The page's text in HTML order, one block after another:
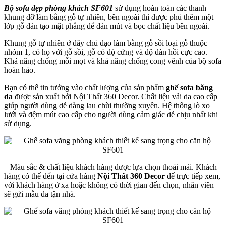
Bộ sofa đẹp phòng khách SF601 sử dụng hoàn toàn các thanh
khung đỡ làm bằng gỗ tự nhiên, bên ngoài thì được phủ thêm một
lớp gỗ dán tạo mặt phẳng để dán mút và bọc chất liệu bên ngoài.
Khung gỗ tự nhiên ở đây chủ đạo làm bằng gỗ sồi loại gỗ thuộc
nhóm 1, có họ với gỗ sồi, gỗ có độ cứng và độ đàn hồi cực cao.
Khả năng chống mỗi mọt và khả năng chống cong vênh của bộ sofa
hoàn hảo.
Bạn có thể tin tưởng vào chất lượng của sản phẩm ghế sofa băng
da được sản xuất bởi Nội Thất 360 Decor. Chất liệu vải da cao cấp
giúp người dùng dễ dàng lau chùi thường xuyên. Hệ thống lò xo
lưới và đệm mút cao cấp cho người dùng cảm giác dễ chịu nhất khi
sử dụng.
– Màu sắc & chất liệu khách hàng được lựa chọn thoải mái. Khách
hàng có thể đến tại cửa hàng Nội Thất 360 Decor để trực tiếp xem,
với khách hàng ở xa hoặc không có thời gian đến chọn, nhân viên
sẽ gửi mẫu da tận nhà.